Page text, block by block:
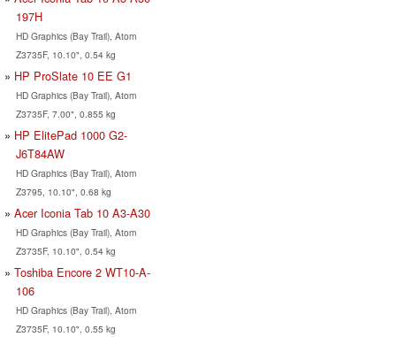
197H
HD Graphics (Bay Trail), Atom
Z3735F, 10.10", 0.54 kg
HP ProSlate 10 EE G1
HD Graphics (Bay Trail), Atom
Z3735F, 7.00", 0.855 kg
HP ElitePad 1000 G2-
J6T84AW
HD Graphics (Bay Trail), Atom
Z3795, 10.10", 0.68 kg
Acer Iconia Tab 10 A3-A30
HD Graphics (Bay Trail), Atom
Z3735F, 10.10", 0.54 kg
Toshiba Encore 2 WT10-A-
106
HD Graphics (Bay Trail), Atom
Z3735F, 10.10", 0.55 kg